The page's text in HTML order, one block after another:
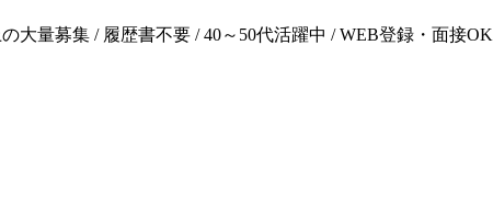
大量募集 / 履歴書不要 / 40～50代活躍中 / WEB登録・面接OK